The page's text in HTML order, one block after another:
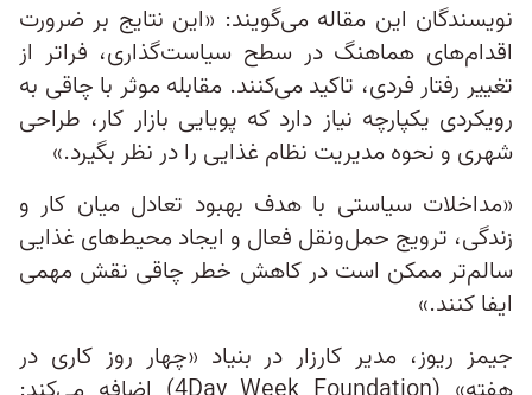
نویسندگان این مقاله می‌گویند: «این نتایج بر ضرورت
اقدام‌های هماهنگ در سطح سیاست‌گذاری، فراتر از
تغییر رفتار فردی، تاکید می‌کنند. مقابله موثر با چاقی به
رویکردی یکپارچه نیاز دارد که پویایی بازار کار، طراحی
شهری و نحوه مدیریت نظام غذایی را در نظر بگیرد.»
«مداخلات سیاستی با هدف بهبود تعادل میان کار و
زندگی، ترویج حمل‌ونقل فعال و ایجاد محیط‌های غذایی
سالم‌تر ممکن است در کاهش خطر چاقی نقش مهمی
ایفا کنند.»
جیمز ریوز، مدیر کارزار در بنیاد «چهار روز کاری در